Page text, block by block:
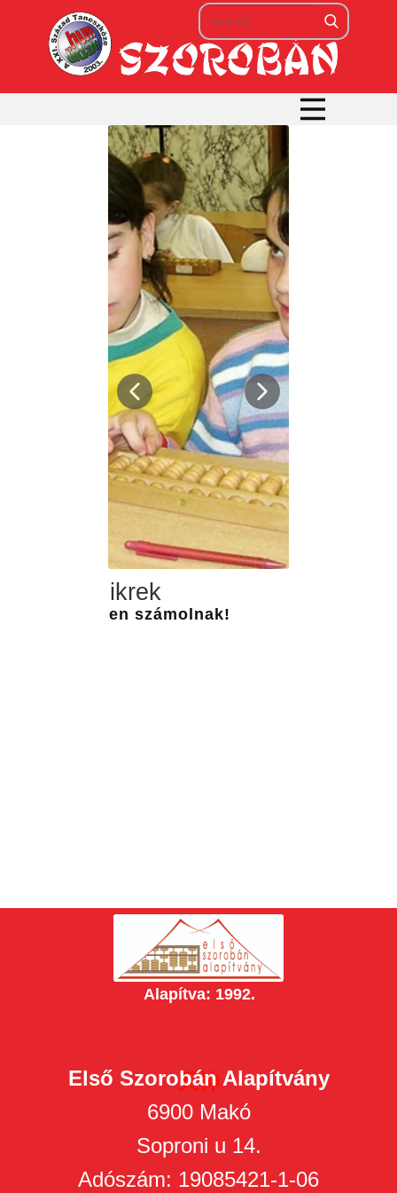
Igaz ikrek
Ügyesen számolnak!
Alapítva: 1992.
天神
Első Szorobán Alapítvány
6900 Makó
Soproni u 14.
Adószám: 19085421-1-06